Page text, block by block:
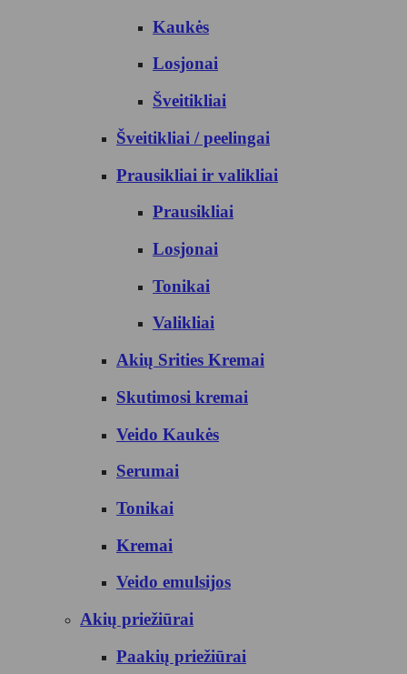
Kaukės
Losjonai
Šveitikliai
Šveitikliai / peelingai
Prausikliai ir valikliai
Prausikliai
Losjonai
Tonikai
Valikliai
Akių Srities Kremai
Skutimosi kremai
Veido Kaukės
Serumai
Tonikai
Kremai
Veido emulsijos
Akių priežiūrai
Paakių priežiūrai